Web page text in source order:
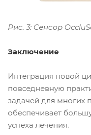
Рис. 3: Сенсор
Заключение
Интеграция новой
повседневную
задачей для многих
обеспечивает
успеха лечения.